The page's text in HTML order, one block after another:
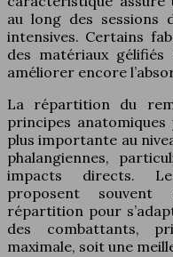
au long des sessions
intensives. Certains
des matériaux
améliorer encore
La répartition du
principes
plus importante au
phalangiennes,
impacts directs.
proposent
répartition pour
des combattants,
maximale, soit une